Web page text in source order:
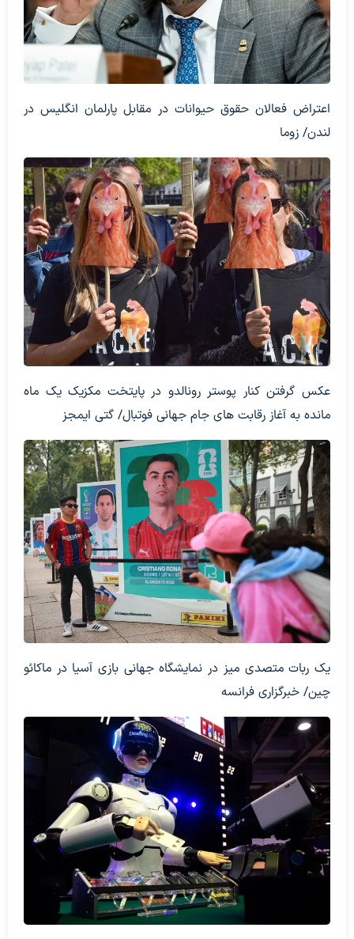
اعتراض فعالان حقوق حیوانات در مقابل پارلمان انگلیس در
لندن/ زوما
عکس گرفتن کنار پوستر رونالدو در پایتخت مکزیک یک ماه
مانده به آغاز رقابت های جام جهانی فوتبال/ گتی ایمجز
یک ربات متصدی میز در نمایشگاه جهانی بازی آسیا در ماکائو
چین/ خبرگزاری فرانسه